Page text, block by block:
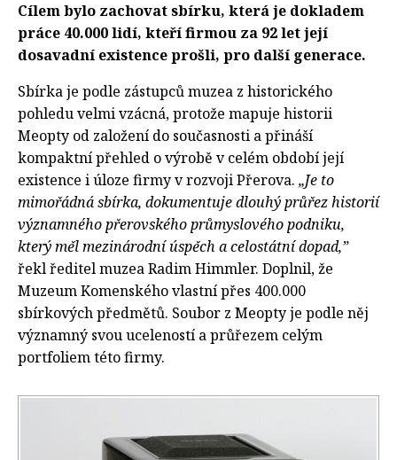
Cílem bylo zachovat sbírku, která je dokladem
práce 40.000 lidí, kteří firmou za 92 let její
dosavadní existence prošli, pro další generace.
Sbírka je podle zástupců muzea z historického
pohledu velmi vzácná, protože mapuje historii
Meopty od založení do současnosti a přináší
kompaktní přehled o výrobě v celém období její
existence i úloze firmy v rozvoji Přerova. „Je to
mimořádná sbírka, dokumentuje dlouhý průřez historií
významného přerovského průmyslového podniku,
který měl mezinárodní úspěch a celostátní dopad,”
řekl ředitel muzea Radim Himmler. Doplnil, že
Muzeum Komenského vlastní přes 400.000
sbírkových předmětů. Soubor z Meopty je podle něj
významný svou uceleností a průřezem celým
portfoliem této firmy.